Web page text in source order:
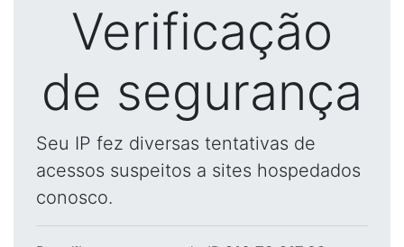
Verificação
de segurança
Seu IP fez diversas tentativas de
acessos suspeitos a sites hospedados
conosco.